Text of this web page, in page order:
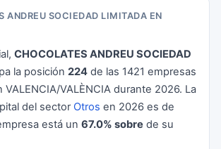
ANDREU SOCIEDAD LIMITADA EN
CHOCOLATES ANDREU SOCIEDAD
la posición 224 de las 1421 empresas
VALÈNCIA durante 2026. La
del sector Otros en 2026 es de
está un 67.0% sobre de su